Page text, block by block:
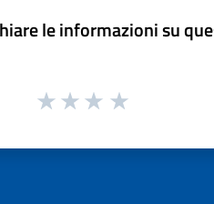
le informazioni su